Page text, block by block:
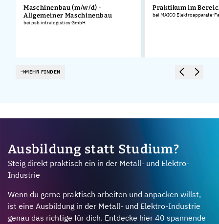
Maschinenbau (m/w/d) -
Allgemeiner Maschinenbau
bei psb intralogistics GmbH
Praktikum im
bei MAICO Elektroapparate-
MEHR FINDEN
Ausbildung statt Studium?
Steig direkt praktisch ein in der Metall- und Elektro-
Industrie
Wenn du gerne praktisch arbeiten und anpacken willst,
ist eine Ausbildung in der Metall- und Elektro-Industrie
genau das richtige für dich. Entdecke hier 40 spannende